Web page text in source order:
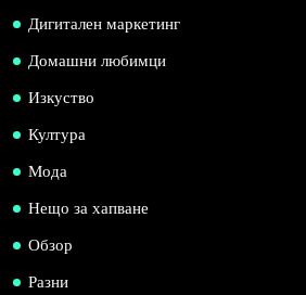
Дигитален маркетинг
Домашни любимци
Изкуство
Култура
Мода
Нещо за хапване
Обзор
Разни